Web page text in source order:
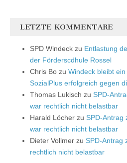
LETZTE KOMMENTARE
SPD Windeck zu Entlastung
der Förderscdhule Rossel
Chris Bo zu Windeck bleibt
SozialPlus erfolgreich gegen
Thomas Lukisch zu SPD-
war rechtlich nicht belastbar
Harald Löcher zu SPD-Antrag
war rechtlich nicht belastbar
Dieter Vollmer zu SPD-Antrag
rechtlich nicht belastbar